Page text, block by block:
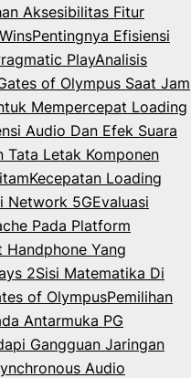
Aksesibilitas Fitur
Pentingnya Efisiensi
PlayAnalisis
of Olympus Saat Jam
Mempercepat Loading
Audio Dan Efek Suara
Tata Letak Komponen
Kecepatan Loading
Network 5GEvaluasi
Pada Platform
Handphone Yang
2Sisi Matematika Di
of OlympusPemilihan
Antarmuka PG
Gangguan Jaringan
Audio